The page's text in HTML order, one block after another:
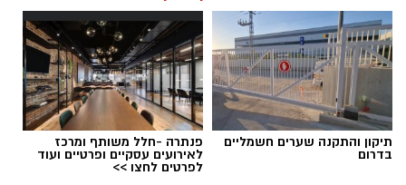
תיקון והתקנה שערים חשמליים
בדרום
פנתרה -חלל משותף ומרכז
לאירועים עסקיים ופרטיים ועוד
לפרטים לחצו >>